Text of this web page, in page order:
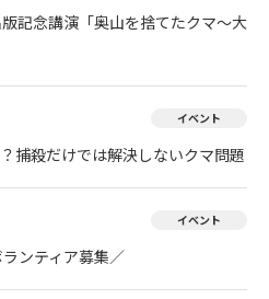
記念講演「奥山を捨てたクマ～大
イベント
捕殺だけでは解決しないクマ問題
イベント
ンティア募集／